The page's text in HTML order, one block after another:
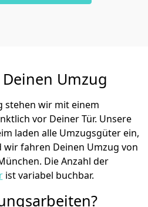
Umzug
stehen wir mit einem
vor Deiner Tür. Unsere
laden alle Umzugsgüter ein,
wir fahren Deinen Umzug von
Die Anzahl der
ist variabel buchbar.